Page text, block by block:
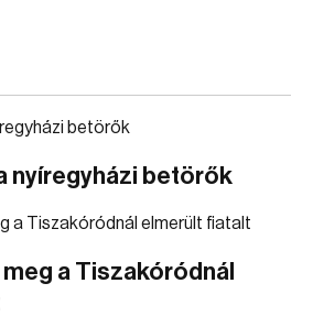
nyíregyházi betörők
a Tiszakóródnál